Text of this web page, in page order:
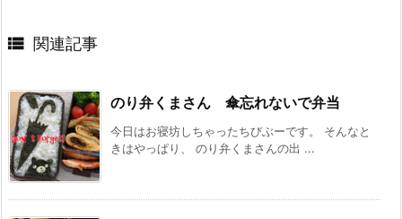
 関連記事
のり弁くまさん 傘忘れないで弁当
今日はお寝坊しちゃったちびぶーです。 そんなと
きはやっぱり、 のり弁くまさんの出 ...